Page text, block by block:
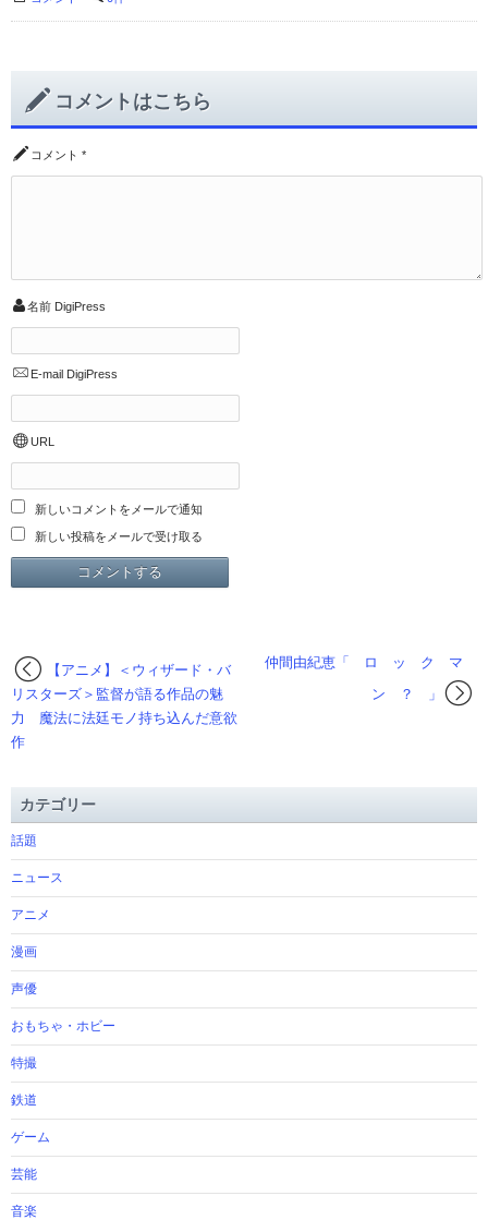
コメントはこちら
コメント *
名前 DigiPress
E-mail DigiPress
URL
新しいコメントをメールで通知
新しい投稿をメールで受け取る
仲間由紀恵「 ロ ッ ク マ
ン ？ 」
【アニメ】＜ウィザード・バ
リスターズ＞監督が語る作品の魅
力 魔法に法廷モノ持ち込んだ意欲
作
カテゴリー
話題
ニュース
アニメ
漫画
声優
おもちゃ・ホビー
特撮
鉄道
ゲーム
芸能
音楽